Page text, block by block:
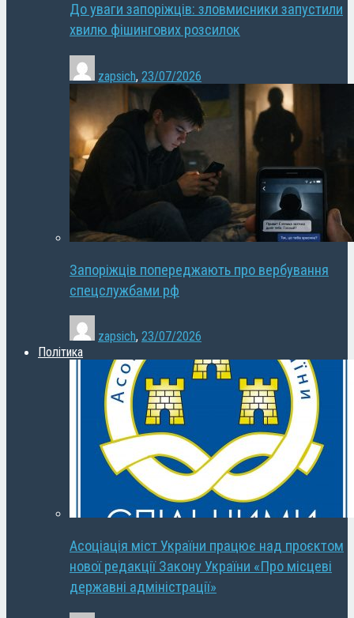
До уваги запоріжців: зловмисники запустили
хвилю фішингових розсилок
zapsich, 23/07/2026
Запоріжців попереджають про вербування
спецслужбами рф
zapsich, 23/07/2026
Політика
Асоціація міст України працює над проєктом
нової редакції Закону України «Про місцеві
державні адміністрації»